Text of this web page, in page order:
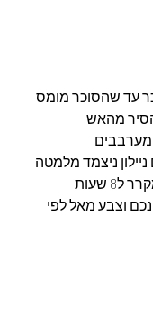
עד שהסוכר מומס
מהאש
מערבבים
ניצמד מלמטה
שעות
וצבע מאל לפי